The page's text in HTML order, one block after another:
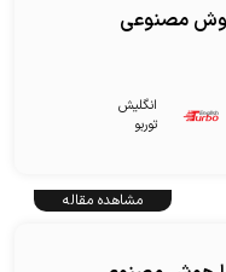
مصنوعی
انگلیش‌
توربو
مشاهده مقاله